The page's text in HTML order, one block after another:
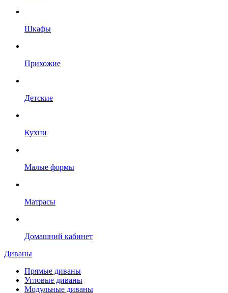
Шкафы
Прихожие
Детские
Кухни
Малые формы
Матрасы
Домашний кабинет
Диваны
Прямые диваны
Угловые диваны
Модульные диваны